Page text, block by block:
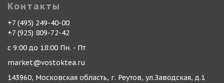
Контакты
+7 (495) 249-40-00
+7 (925) 809-72-42
с 9:00 до 18:00 Пн. - Пт
market@vostoktea.ru
143960, Московская область, г. Реутов, ул.Заводская, д.1